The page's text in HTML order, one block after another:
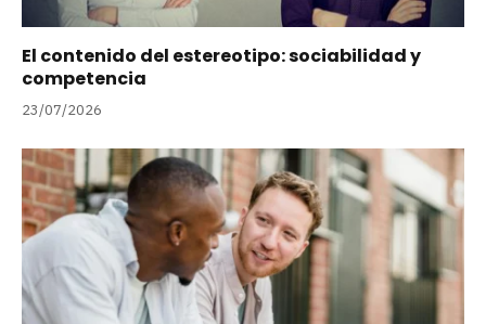
El contenido del estereotipo: sociabilidad y
competencia
23/07/2026